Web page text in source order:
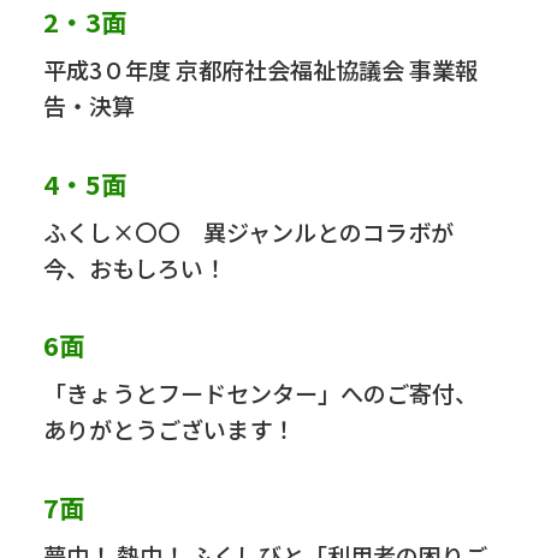
2・3面
平成3０年度 京都府社会福祉協議会 事業報
告・決算
4・5面
ふくし×〇〇 異ジャンルとのコラボが
今、おもしろい！
6面
「きょうとフードセンター」へのご寄付、
ありがとうございます！
7面